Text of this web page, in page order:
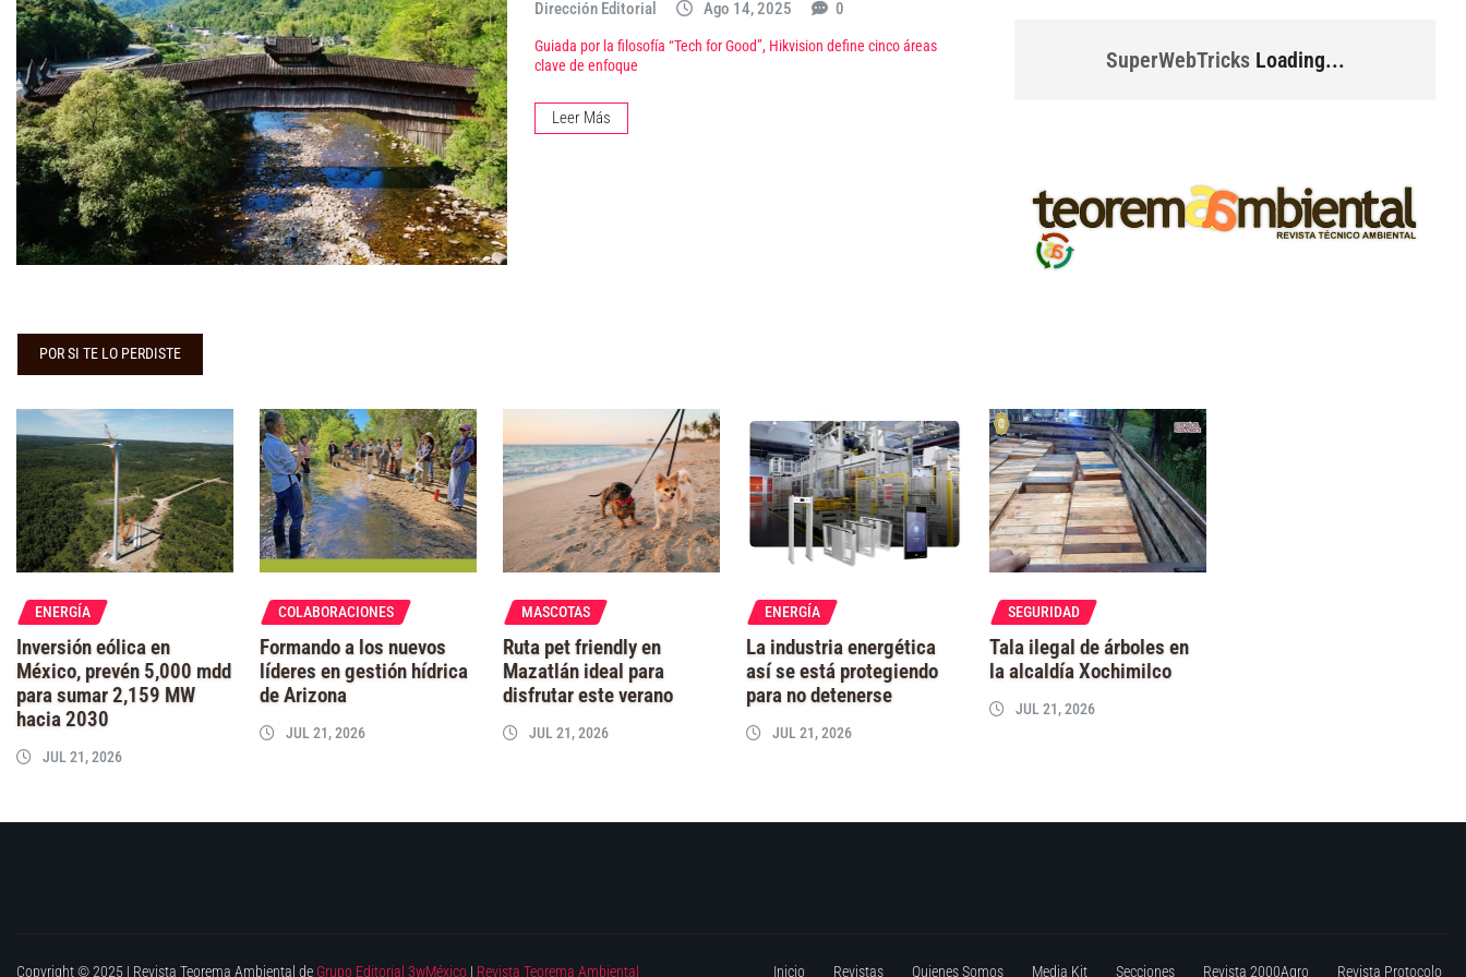
Dirección Editorial Ago 14, 2025 0
Guiada por la filosofía “Tech for Good”, Hikvision define cinco áreas
clave de enfoque
Leer Más
SuperWebTricksLoading...
POR SI TE LO PERDISTE
ENERGÍA
Inversión eólica en
México, prevén 5,000 mdd
para sumar 2,159 MW
hacia 2030
JUL 21, 2026
COLABORACIONES
Formando a los nuevos
líderes en gestión hídrica
de Arizona
JUL 21, 2026
MASCOTAS
Ruta pet friendly en
Mazatlán ideal para
disfrutar este verano
JUL 21, 2026
ENERGÍA
La industria energética
así se está protegiendo
para no detenerse
JUL 21, 2026
SEGURIDAD
Tala ilegal de árboles en
la alcaldía Xochimilco
JUL 21, 2026
Copyright © 2025 | Revista Teorema Ambiental de Grupo Editorial 3wMéxico | Revista Teorema Ambiental Inicio Revistas Quienes Somos Media Kit Secciones Revista 2000Agro Revista Protocolo